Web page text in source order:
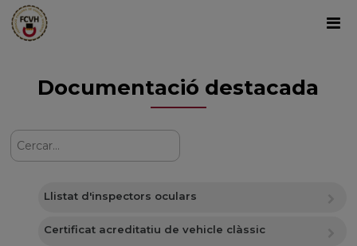
Documentació destacada
Llistat d'inspectors oculars
Certificat acreditatiu de vehicle clàssic